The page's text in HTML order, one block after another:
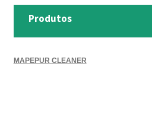
Produtos
MAPEPUR CLEANER